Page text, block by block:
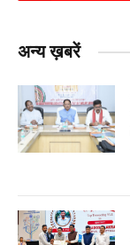
अन्य ख़बरें